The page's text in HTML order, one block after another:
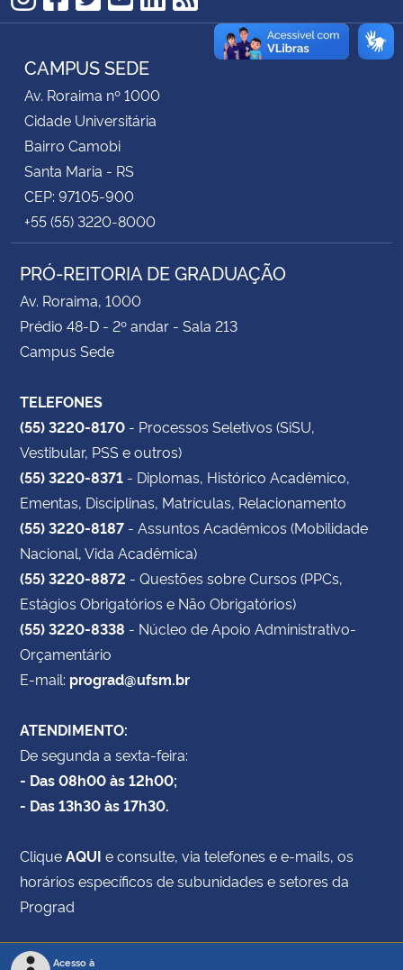
Instagram
Facebook
Twitter
YouTube
LinkedIn
RSS
CAMPUS SEDE
Av. Roraima nº 1000
Cidade Universitária
Bairro Camobi
Santa Maria - RS
CEP: 97105-900
+55 (55) 3220-8000
PRÓ-REITORIA DE GRADUAÇÃO
Av. Roraima, 1000
Prédio 48-D - 2º andar - Sala 213
Campus Sede
TELEFONES
(55) 3220-8170 - Processos Seletivos (SiSU,
Vestibular, PSS e outros)
(55) 3220-8371 - Diplomas, Histórico Acadêmico,
Ementas, Disciplinas, Matrículas, Relacionamento
(55) 3220-8187 - Assuntos Acadêmicos (Mobilidade
Nacional, Vida Acadêmica)
(55) 3220-8872 - Questões sobre Cursos (PPCs,
Estágios Obrigatórios e Não Obrigatórios)
(55) 3220-8338 - Núcleo de Apoio Administrativo-
Orçamentário
E-mail: prograd@ufsm.br
ATENDIMENTO:
De segunda a sexta-feira:
- Das 08h00 às 12h00;
- Das 13h30 às 17h30.
CliqueAQUI e consulte, via telefones e e-mails, os
horários específicos de subunidades e setores da
Prograd
Acesso à